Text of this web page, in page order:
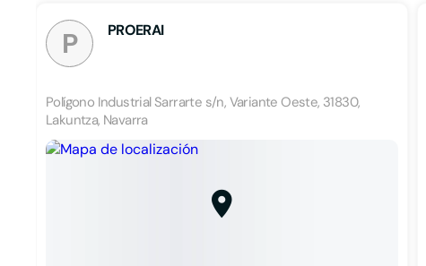
P PROERAI
Polígono Industrial Sarrarte s/n, Variante Oeste, 31830,
Lakuntza, Navarra